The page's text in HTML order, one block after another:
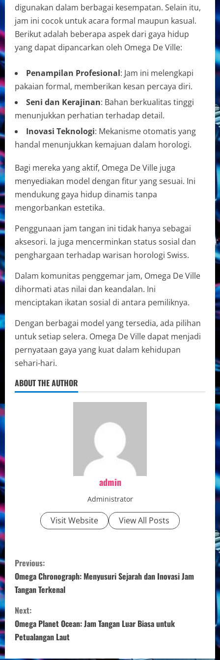
digunakan dalam berbagai kesempatan. Selain itu,
jam ini cocok untuk acara formal maupun kasual.
Berikut adalah beberapa aspek dari gaya hidup
yang dapat dipancarkan oleh Omega De Ville:
Penampilan Profesional: Jam ini melengkapi
pakaian formal, memberikan kesan percaya diri.
Seni dan Kerajinan: Bahan berkualitas tinggi
menunjukkan perhatian terhadap detail.
Inovasi Teknologi: Mekanisme otomatis yang
handal menunjukkan kemajuan dalam horologi.
Bagi mereka yang aktif, Omega De Ville juga
menyediakan model dengan fitur yang sesuai. Ini
mendukung gaya hidup dinamis tanpa
mengorbankan estetika.
Penggunaan jam tangan ini tidak hanya sebagai
aksesori. Ia juga mencerminkan status sosial dan
penghargaan terhadap warisan horologi Swiss.
Dalam komunitas penggemar jam, Omega De Ville
dihormati atas nilai dan keandalan. Ini
menciptakan ikatan sosial di antara pemiliknya.
Dengan berbagai model yang tersedia, ada pilihan
untuk setiap selera. Omega De Ville dapat menjadi
pernyataan gaya yang kuat dalam kehidupan
sehari-hari.
ABOUT THE AUTHOR
admin
Administrator
Visit Website View All Posts
C
o
n
t
i
Previous:
Omega Chronograph: Menyusuri Sejarah dan Inovasi Jam
Tangan Terkenal
Next:
Omega Planet Ocean: Jam Tangan Luar Biasa untuk
Petualangan Laut